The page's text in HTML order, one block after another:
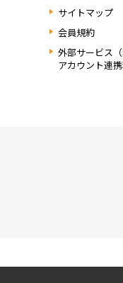
サイトマップ
会員規約
外部サービス（
アカウント連